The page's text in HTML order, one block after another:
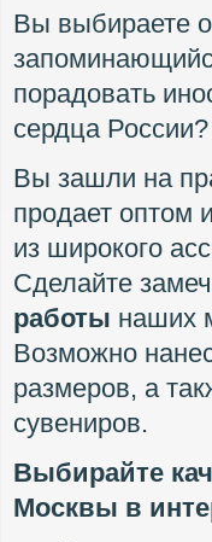
Вы выбираете
порадовать
сердца России?
Вы зашли на
продает оптом
из широкого
Сделайте
работы наших
Возможно
размеров, а
сувениров.
Выбирайте
Москвы в